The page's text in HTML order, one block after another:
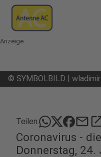
Anzeige
© SYMBOLBILD |
Teilen: mail
Coronavirus -
Donnerstag, 24.